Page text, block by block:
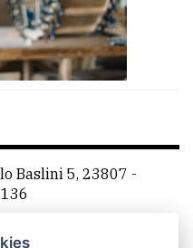
Baslini 5, 23807 -